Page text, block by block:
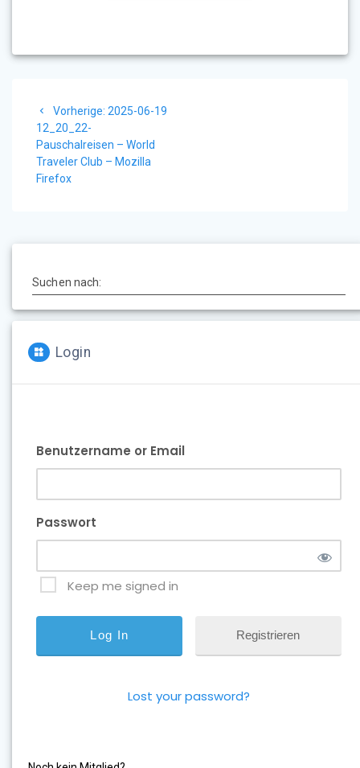
Vorherige: Vorheriger
2025-06-19
12_20_22-
Pauschalreisen – World
Traveler Club – Mozilla
Firefox
Suchen nach:
Login
Benutzername or Email
Passwort
Keep me signed in
Registrieren
Lost your password?